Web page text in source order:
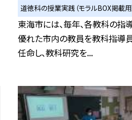
道徳科の授業実践（モラルBOX掲載用
東海市には、毎年、各教科の指
優れた市内の教員を教科指導
任命し、教科研究を...